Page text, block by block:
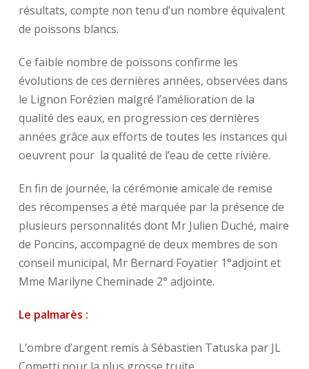
résultats, compte non tenu d’un nombre équivalent
de poissons blancs.
Ce faible nombre de poissons confirme les
évolutions de ces dernières années, observées dans
le Lignon Forézien malgré l’amélioration de la
qualité des eaux, en progression ces dernières
années grâce aux efforts de toutes les instances qui
oeuvrent pour la qualité de l’eau de cette rivière.
En fin de journée, la cérémonie amicale de remise
des récompenses a été marquée par la présence de
plusieurs personnalités dont Mr Julien Duché, maire
de Poncins, accompagné de deux membres de son
conseil municipal, Mr Bernard Foyatier 1°adjoint et
Mme Marilyne Cheminade 2° adjointe.
Le palmarès :
L’ombre d’argent remis à Sébastien Tatuska par JL